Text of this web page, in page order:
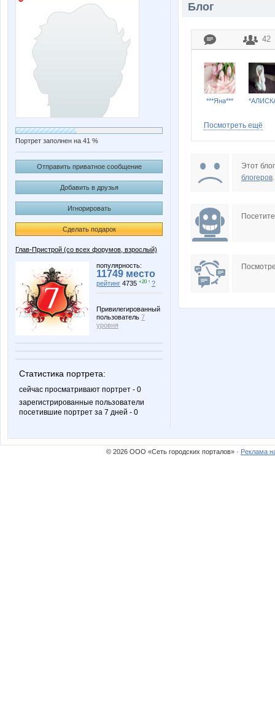
Портрет заполнен на 41 %
Отправить приватное сообщение
Добавить в друзья
Игнорировать
Сделать подарок
Глав-Пристрой (со всех форумов, взрослый)
популярность:
11749 место
рейтинг 4735 +20 ↑ ?
Привилегированный
пользователь 7
уровня
Статистика портрета:
сейчас просматривают портрет - 0
зарегистрированные пользователи
посетившие портрет за 7 дней - 0
Блог
42
***Яна***
Lia85
Olgs
Посмотреть ещё
Этот
блогеров.
© 2026 ООО «Сеть городских порталов» · Реклама